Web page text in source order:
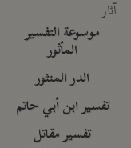
آثار
موسوعة التفسير
المأثور
الدر المنثور
تفسير ابن أبي حاتم
تفسير مقاتل